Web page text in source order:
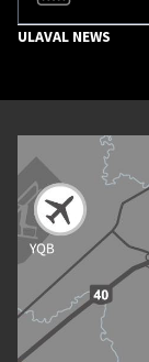
ULAVAL NEWS